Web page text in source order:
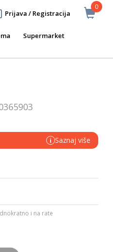
0
Prijava / Registracija
Supermarket
i Saznaj više
i na rate